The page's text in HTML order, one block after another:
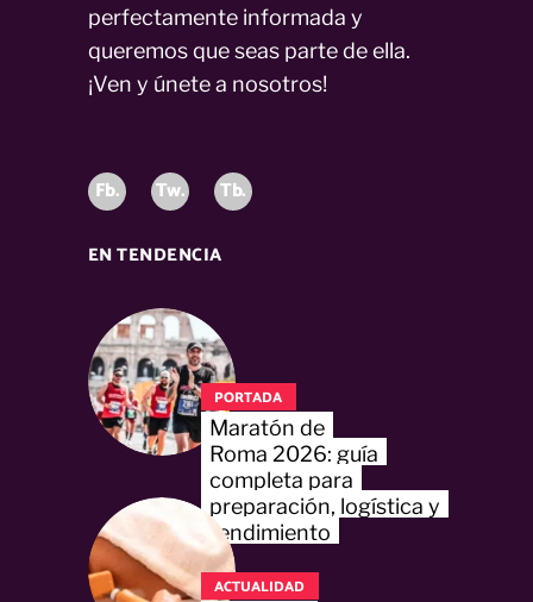
perfectamente informada y
queremos que seas parte de ella.
¡Ven y únete a nosotros!
Fb. Tw. Tb.
EN TENDENCIA
PORTADA
Maratón de
Roma 2026: guía
completa para
preparación, logística y
rendimiento
ACTUALIDAD